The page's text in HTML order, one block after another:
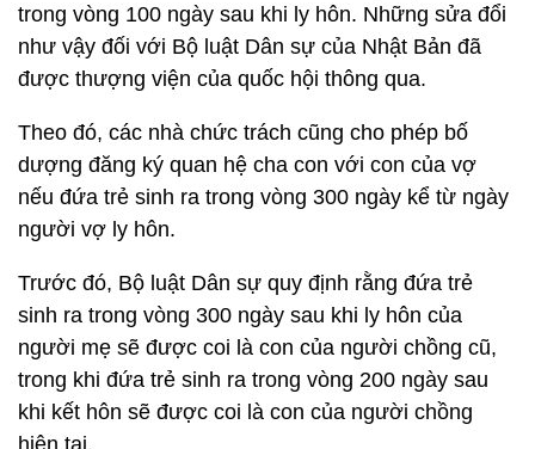
trong vòng 100 ngày sau khi ly hôn. Những sửa đổi
như vậy đối với Bộ luật Dân sự của Nhật Bản đã
được thượng viện của quốc hội thông qua.
Theo đó, các nhà chức trách cũng cho phép bố
dượng đăng ký quan hệ cha con với con của vợ
nếu đứa trẻ sinh ra trong vòng 300 ngày kể từ ngày
người vợ ly hôn.
Trước đó, Bộ luật Dân sự quy định rằng đứa trẻ
sinh ra trong vòng 300 ngày sau khi ly hôn của
người mẹ sẽ được coi là con của người chồng cũ,
trong khi đứa trẻ sinh ra trong vòng 200 ngày sau
khi kết hôn sẽ được coi là con của người chồng
hiện tại.